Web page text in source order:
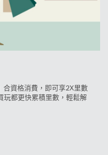
合資格消費，即可享2X里數
玩都更快累積里數，輕鬆解